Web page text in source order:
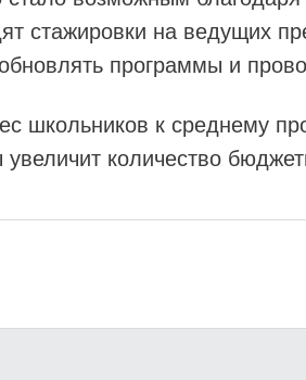
стажировки на ведущих
программы и
школьников к среднему
количество